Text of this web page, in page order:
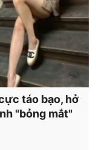
táo bạo, hở
"bỏng mắt"